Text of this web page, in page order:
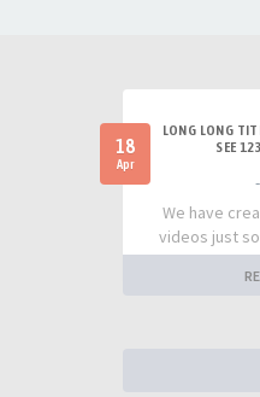
18
Apr
LONG LONG
SEE
We have
videos just